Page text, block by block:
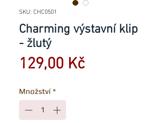
SKU: CHC0501
Charming výstavní klip
- žlutý
129,00 KčCena
Množství *